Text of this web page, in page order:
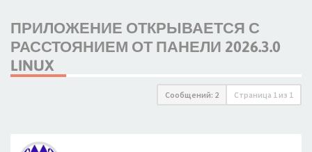
ПРИЛОЖЕНИЕ ОТКРЫВАЕТСЯ С
РАССТОЯНИЕМ ОТ ПАНЕЛИ 2026.3.0
LINUX
Сообщений: 2 Страница 1 из 1